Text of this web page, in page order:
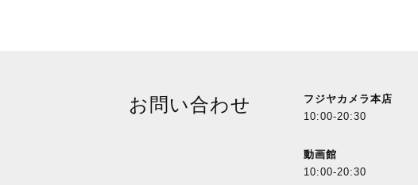
お問い合わせ
フジヤカメラ本店
10:00-20:30
動画館
10:00-20:30